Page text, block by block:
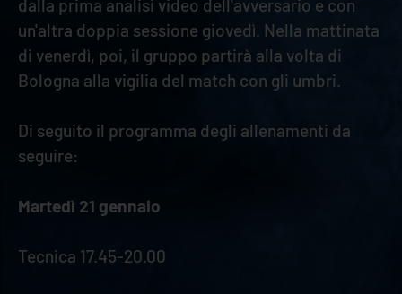
dalla prima analisi video dell'avversario e con
un'altra doppia sessione giovedì. Nella mattinata
di venerdì, poi, il gruppo partirà alla volta di
Bologna alla vigilia del match con gli umbri.
Di seguito il programma degli allenamenti da
seguire:
Martedì 21 gennaio
Tecnica 17.45-20.00